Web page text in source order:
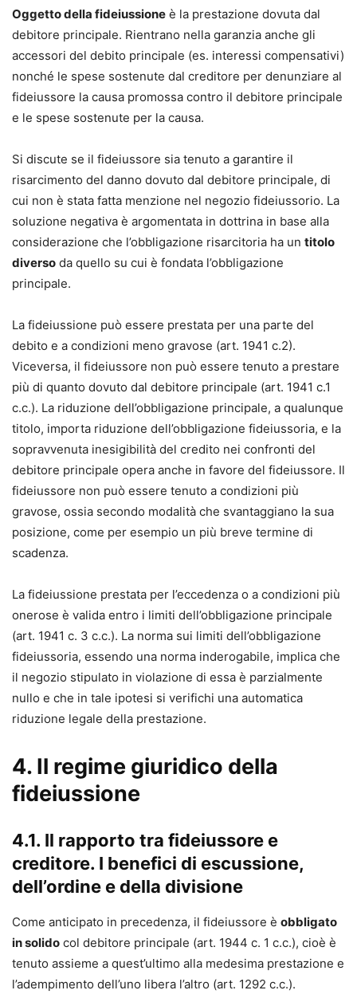
Oggetto della fideiussione è la prestazione dovuta dal
debitore principale. Rientrano nella garanzia anche gli
accessori del debito principale (es. interessi compensativi)
nonché le spese sostenute dal creditore per denunziare al
fideiussore la causa promossa contro il debitore principale
e le spese sostenute per la causa.
Si discute se il fideiussore sia tenuto a garantire il
risarcimento del danno dovuto dal debitore principale, di
cui non è stata fatta menzione nel negozio fideiussorio. La
soluzione negativa è argomentata in dottrina in base alla
considerazione che l’obbligazione risarcitoria ha un titolo
diverso da quello su cui è fondata l’obbligazione
principale.
La fideiussione può essere prestata per una parte del
debito e a condizioni meno gravose (art. 1941 c.2).
Viceversa, il fideiussore non può essere tenuto a prestare
più di quanto dovuto dal debitore principale (art. 1941 c.1
c.c.). La riduzione dell’obbligazione principale, a qualunque
titolo, importa riduzione dell’obbligazione fideiussoria, e la
sopravvenuta inesigibilità del credito nei confronti del
debitore principale opera anche in favore del fideiussore. Il
fideiussore non può essere tenuto a condizioni più
gravose, ossia secondo modalità che svantaggiano la sua
posizione, come per esempio un più breve termine di
scadenza.
La fideiussione prestata per l’eccedenza o a condizioni più
onerose è valida entro i limiti dell’obbligazione principale
(art. 1941 c. 3 c.c.). La norma sui limiti dell’obbligazione
fideiussoria, essendo una norma inderogabile, implica che
il negozio stipulato in violazione di essa è parzialmente
nullo e che in tale ipotesi si verifichi una automatica
riduzione legale della prestazione.
4. Il regime giuridico della
fideiussione
4.1. Il rapporto tra fideiussore e
creditore. I benefici di escussione,
dell’ordine e della divisione
Come anticipato in precedenza, il fideiussore è obbligato
in solido col debitore principale (art. 1944 c. 1 c.c.), cioè è
tenuto assieme a quest’ultimo alla medesima prestazione e
l’adempimento dell’uno libera l’altro (art. 1292 c.c.).